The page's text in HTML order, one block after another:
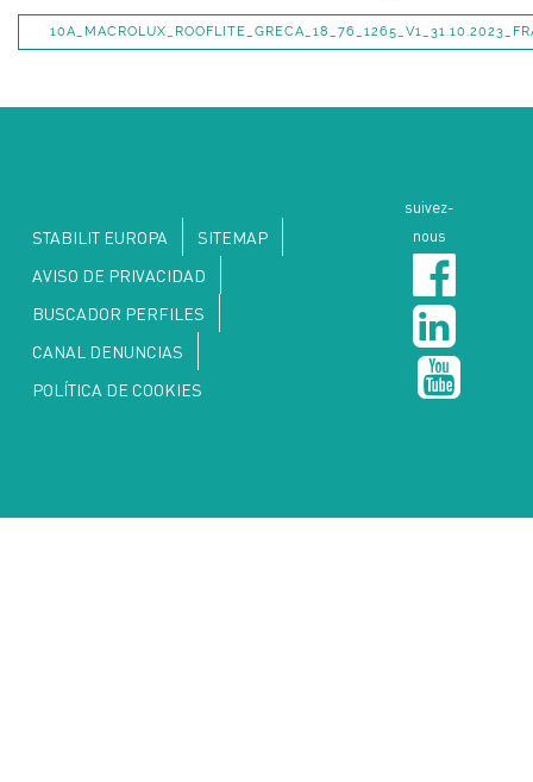
STABILIT EUROPA
SITEMAP
AVISO DE PRIVACIDAD
BUSCADOR PERFILES
CANAL DENUNCIAS
POLÍTICA DE COOKIES
suivez-
nous